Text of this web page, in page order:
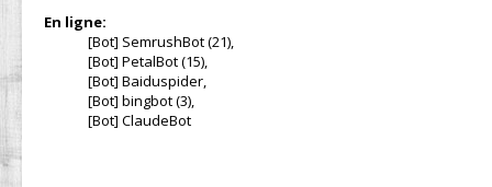
En ligne:
[Bot] SemrushBot (21),
[Bot] PetalBot (15),
[Bot] Baiduspider,
[Bot] bingbot (3),
[Bot] ClaudeBot